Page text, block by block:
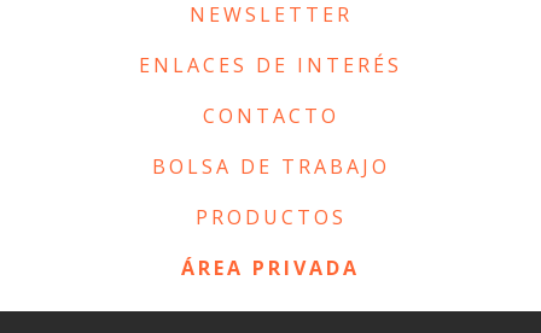
NEWSLETTER
ENLACES DE INTERÉS
CONTACTO
BOLSA DE TRABAJO
PRODUCTOS
ÁREA PRIVADA